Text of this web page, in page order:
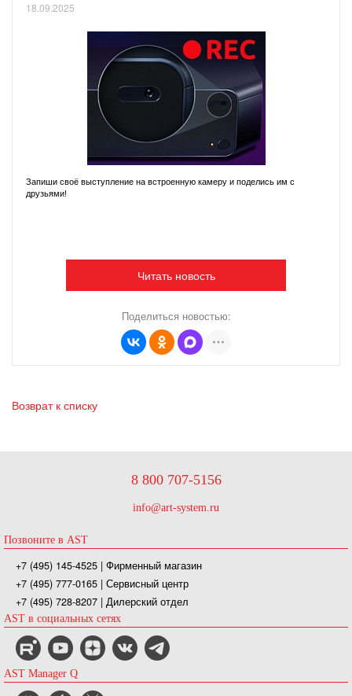
18.09.2025
Запиши своё выступление на встроенную камеру и поделись им с
друзьями!
Читать новость
Поделиться новостью:
Возврат к списку
8 800 707-5156
info@art-system.ru
Позвоните в AST
+7 (495) 145-4525 | Фирменный магазин
+7 (495) 777-0165 | Сервисный центр
+7 (495) 728-8207 | Дилерский отдел
AST в социальных сетях
AST Manager Q